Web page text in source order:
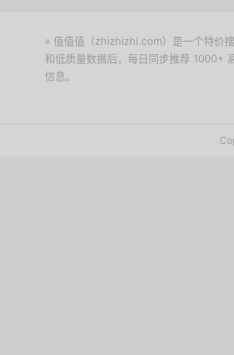
» 值值值（zhizhizhi.com）是一个特价
和低质量数据后，每日同步推荐 1000+
信息。